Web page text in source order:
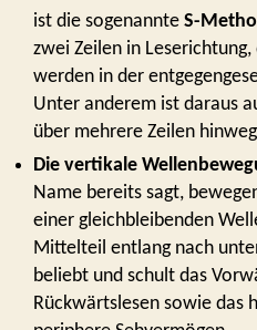
ist die sogenannte S-
zwei Zeilen in
werden in der
Unter anderem ist daraus
über mehrere Zeilen
Die vertikale
Name bereits sagt,
einer gleichbleibenden
Mittelteil entlang nach
beliebt und schult das
Rückwärtslesen sowie das